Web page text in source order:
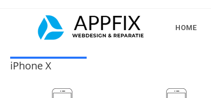
HOME
iPhone X